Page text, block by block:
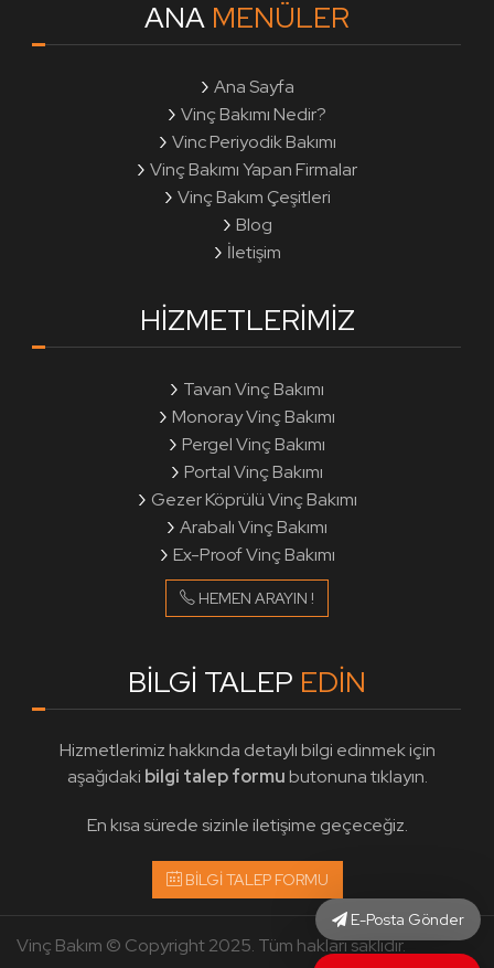
ANA MENÜLER
Ana Sayfa
Vinç Bakımı Nedir?
Vinc Periyodik Bakımı
Vinç Bakımı Yapan Firmalar
Vinç Bakım Çeşitleri
Blog
İletişim
HIZMETLERIMIZ
Tavan Vinç Bakımı
Monoray Vinç Bakımı
Pergel Vinç Bakımı
Portal Vinç Bakımı
Gezer Köprülü Vinç Bakımı
Arabalı Vinç Bakımı
Ex-Proof Vinç Bakımı
HEMEN ARAYIN !
BİLGİ TALEP EDİN
Hizmetlerimiz hakkında detaylı bilgi edinmek için
aşağıdaki bilgi talep formubutonuna tıklayın.
En kısa sürede sizinle iletişime geçeceğiz.
BİLGİ TALEP FORMU
Vinç Bakım © Copyright 2025. Tüm hakları saklıdır.
E-Posta Gönder